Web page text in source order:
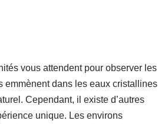
vous attendent pour observer les
emmènent dans les eaux cristallines
Cependant, il existe d’autres
unique. Les environs